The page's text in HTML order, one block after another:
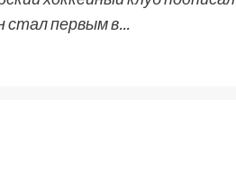
стал первым в...